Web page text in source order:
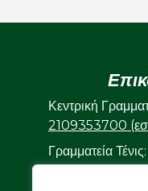
Κεντρική
2109353700
Γραμματεία Τένις: